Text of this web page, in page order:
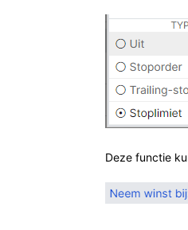
Deze functie